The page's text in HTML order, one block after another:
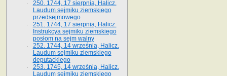
250. 1744, 17 sierpnia, Halicz.
Laudum sejmiku ziemskiego
przedsejmowego
251. 1744, 17 sierpnia, Halicz.
Instrukcya sejmiku ziemskiego
posłom na sejm walny
252. 1744, 14 września, Halicz.
Laudum sejmiku ziemskiego
deputackiego
253. 1745, 14 września, Halicz.
Laudum sejmiku ziemskiego